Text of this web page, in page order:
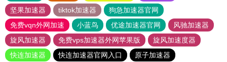
坚果加速器
tiktok加速器
狗急加速器官网
免费vqn外网加速
小蓝鸟 优途加速器官网
风驰加速器
旋风加速器
免费vps加速器外网苹果版
旋风加速度器
快连加速器
快连加速器官网入口
原子加速器